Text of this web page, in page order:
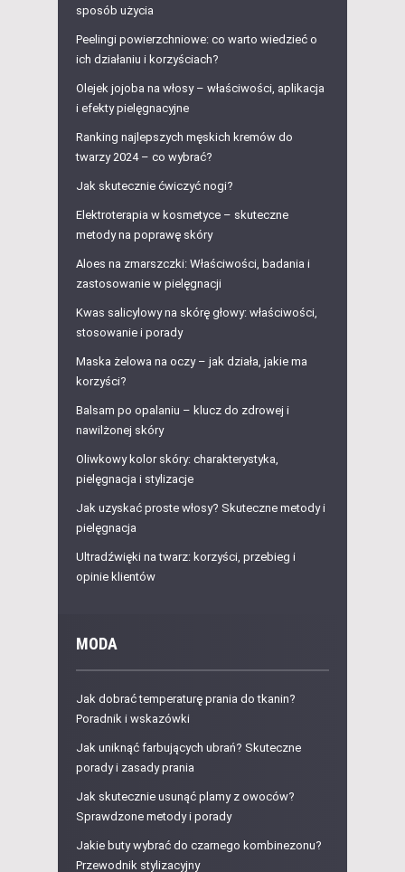
sposób użycia
Peelingi powierzchniowe: co warto wiedzieć o
ich działaniu i korzyściach?
Olejek jojoba na włosy – właściwości, aplikacja
i efekty pielęgnacyjne
Ranking najlepszych męskich kremów do
twarzy 2024 – co wybrać?
Jak skutecznie ćwiczyć nogi?
Elektroterapia w kosmetyce – skuteczne
metody na poprawę skóry
Aloes na zmarszczki: Właściwości, badania i
zastosowanie w pielęgnacji
Kwas salicylowy na skórę głowy: właściwości,
stosowanie i porady
Maska żelowa na oczy – jak działa, jakie ma
korzyści?
Balsam po opalaniu – klucz do zdrowej i
nawilżonej skóry
Oliwkowy kolor skóry: charakterystyka,
pielęgnacja i stylizacje
Jak uzyskać proste włosy? Skuteczne metody i
pielęgnacja
Ultradźwięki na twarz: korzyści, przebieg i
opinie klientów
MODA
Jak dobrać temperaturę prania do tkanin?
Poradnik i wskazówki
Jak uniknąć farbujących ubrań? Skuteczne
porady i zasady prania
Jak skutecznie usunąć plamy z owoców?
Sprawdzone metody i porady
Jakie buty wybrać do czarnego kombinezonu?
Przewodnik stylizacyjny